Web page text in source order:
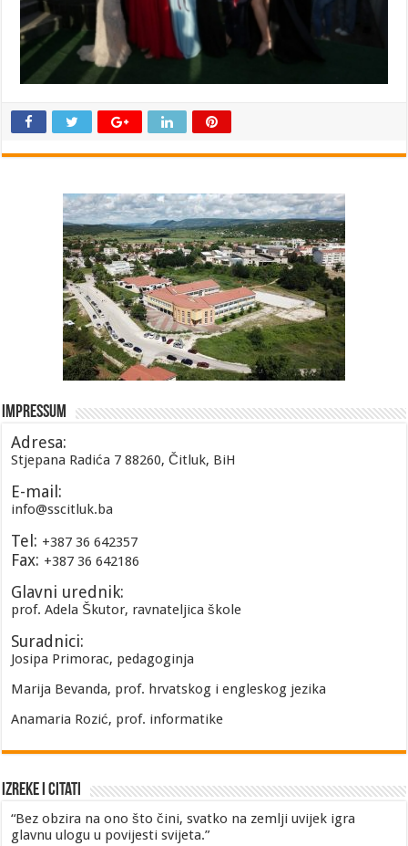
Impressum
Adresa:
Stjepana Radića 7 88260, Čitluk, BiH
E-mail:
info@sscitluk.ba
Tel: +387 36 642357
Fax: +387 36 642186
Glavni urednik:
prof. Adela Škutor, ravnateljica škole
Suradnici:
Josipa Primorac, pedagoginja
Marija Bevanda, prof. hrvatskog i engleskog jezika
Anamaria Rozić, prof. informatike
Izreke i Citati
“Bez obzira na ono što čini, svatko na zemlji uvijek igra
glavnu ulogu u povijesti svijeta.”